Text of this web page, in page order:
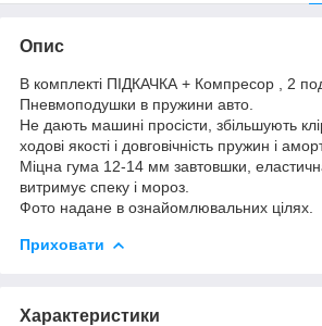
Опис
В комплекті ПІДКАЧКА + Компресор , 2
Пневмоподушки в пружини авто.
Не дають машині просісти, збільшують
ходові якості і довговічність пружин і
Міцна гума 12-14 мм завтовшки,
витримує спеку і мороз.
Фото надане в ознайомлювальних цілях.
Приховати
Характеристики